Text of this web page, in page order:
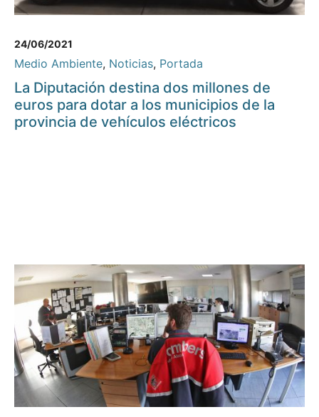
24/06/2021
Medio Ambiente, Noticias, Portada
La Diputación destina dos millones de
euros para dotar a los municipios de la
provincia de vehículos eléctricos